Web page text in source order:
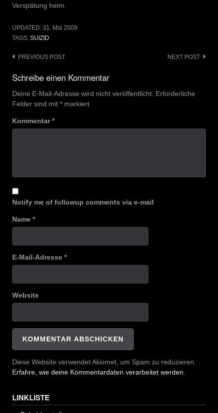
Verspätung heim.
UPDATED: 31. Mai 2009
TAGS: SUIZID
Post
navigation
PREVIOUS POST NEXT POST
Schreibe einen Kommentar
Deine E-Mail-Adresse wird nicht veröffentlicht. Erforderliche
Felder sind mit * markiert
Kommentar*
Notify me of followup comments via e-mail
Name *
E-Mail-Adresse *
Website
Diese Website verwendet Akismet, um Spam zu reduzieren.
Erfahre, wie deine Kommentardaten verarbeitet werden.
LINKLISTE